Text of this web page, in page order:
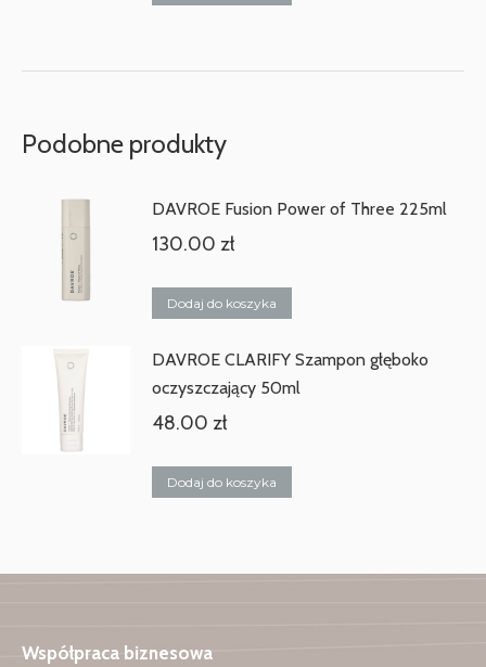
Podobne produkty
DAVROE Fusion Power of Three 225ml
130.00 zł
Dodaj do koszyka
DAVROE CLARIFY Szampon głęboko
oczyszczający 50ml
48.00 zł
Dodaj do koszyka
Współpraca biznesowa